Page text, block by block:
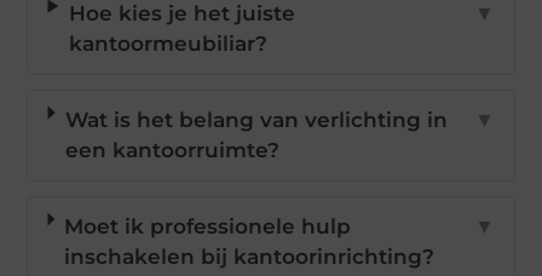
Hoe kies je het juiste
kantoormeubiliar?
▼
Wat is het belang van verlichting in
een kantoorruimte?
▼
Moet ik professionele hulp
inschakelen bij kantoorinrichting?
▼